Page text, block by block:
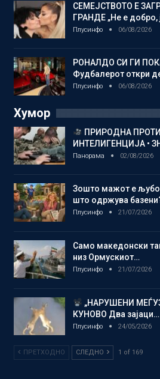
СЕМЕЈСТВОТО Е
ГРАНДЕ „Не е добро,
Плусинфо 06/08/2026
РОНАЛДО СИ ГИ
Фудбалерот откри
Плусинфо 06/08/2026
Хумор
ПРИРОДНА
ИНТЕЛИГЕНЦИЈА •
Панорама 02/08/2026
Зошто мажот е
што одржува
Плусинфо 21/07/2026
Само македонски
низ Ормускиот…
Плусинфо 21/07/2026
„НАРУШЕНИ
КУНОВО Два зајаци…
Плусинфо 24/05/2026
ПРЕТХОДНО СЛЕДНО 1 of 169